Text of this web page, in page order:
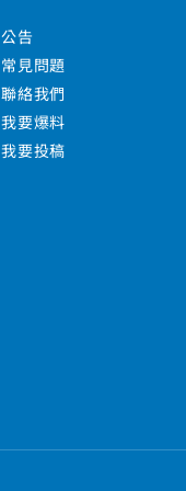
公告
常見問題
聯絡我們
我要爆料
我要投稿